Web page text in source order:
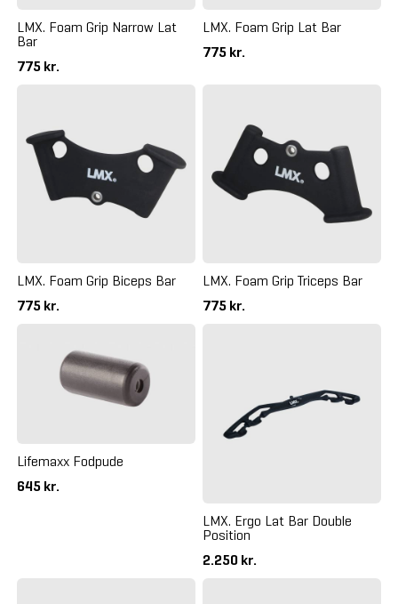
LMX. Foam Grip Narrow Lat
Bar
775 kr.
LMX. Foam Grip Lat Bar
775 kr.
LMX. Foam Grip Biceps Bar
775 kr.
LMX. Foam Grip Triceps Bar
775 kr.
Lifemaxx Fodpude
645 kr.
LMX. Ergo Lat Bar Double
Position
2.250 kr.